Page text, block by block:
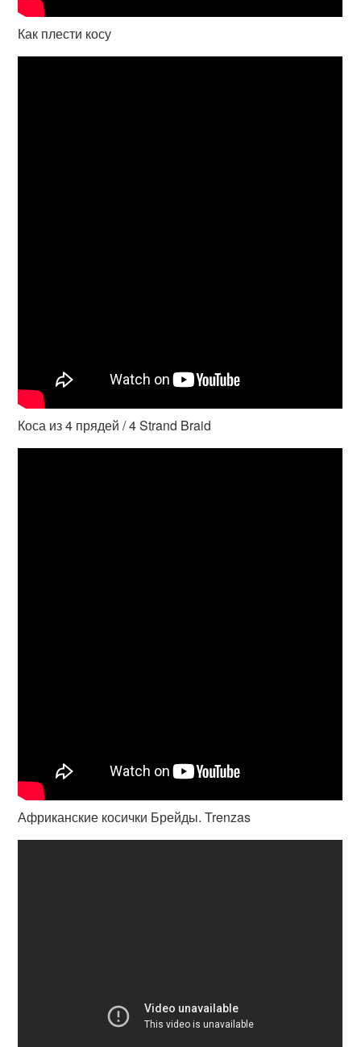
Как плести косу
Коса из 4 прядей / 4 Strand Braid
Африканские косички Брейды. Trenzas